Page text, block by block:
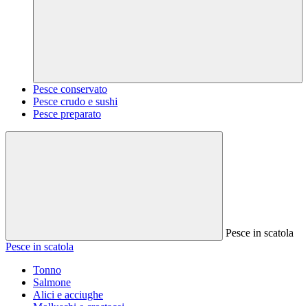
Pesce conservato
Pesce crudo e sushi
Pesce preparato
Pesce in scatola
Pesce in scatola
Tonno
Salmone
Alici e acciughe